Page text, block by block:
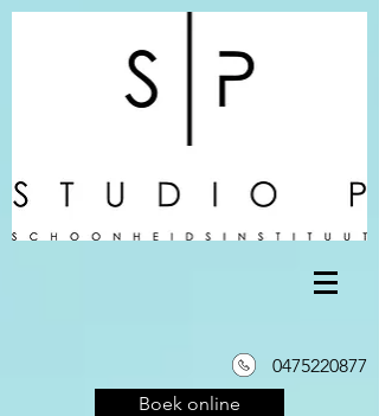
0475220877
Boek online